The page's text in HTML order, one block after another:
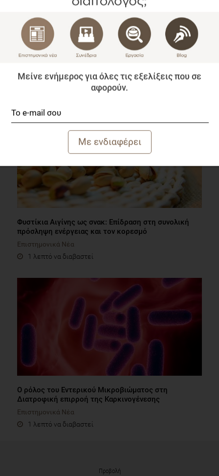
Είναι το στρες αίτιο συναισθηματικού φαγητού και
Επιστημονικά Νέα
1 λεπτό να διαβαστεί
Φυστίκια Αιγίνης ως σνακ: Επίδραση στη συνολική
πρόσληψη ενέργειας και τον κορεσμό
Επιστημονικά Νέα
1 λεπτό να διαβαστεί
Ο ρόλος του Εντερικού Μικροβιώματος στη
Διατροφική επιρροή της Καρκινογένεσης
Επιστημονικά Νέα
1 λεπτό να διαβαστεί
Προβολή
Μείνε ενήμερος για όλες τις εξελίξεις που σε
αφορούν.